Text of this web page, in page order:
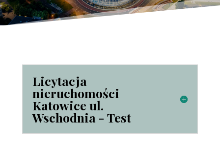
Licytacja
nieruchomości
Katowice ul.
Wschodnia - Test